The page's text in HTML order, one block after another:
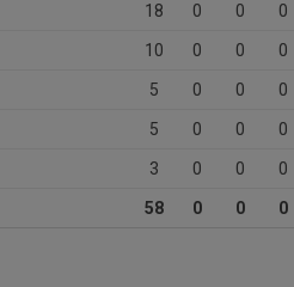
18 0 0 0
10 0 0 0
5 0 0 0
5 0 0 0
3 0 0 0
58 0 0 0